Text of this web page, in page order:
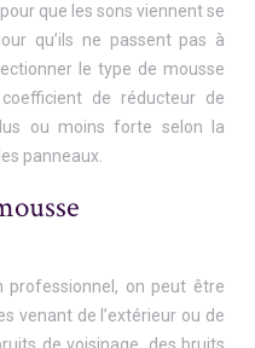
que les sons viennent se
qu’ils ne passent pas à
le type de mousse
de réducteur de
ou moins forte selon la
panneaux.
professionnel, on peut être
venant de l’extérieur ou de